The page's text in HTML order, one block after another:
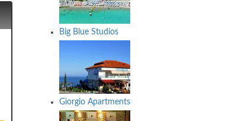
Big Blue Studios
Giorgio Apartments